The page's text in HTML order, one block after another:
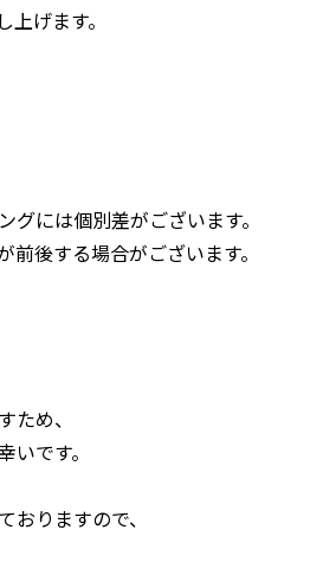
げます。
には個別差がございます。
後する場合がございます。
ため、
です。
おりますので、